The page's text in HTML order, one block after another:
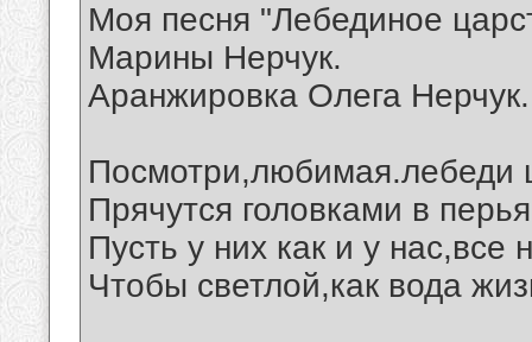
Моя песня "Лебединое
Марины Нерчук.
Аранжировка Олега
Посмотри,любимая.лебеди
Прячутся головками в
Пусть у них как и у нас,все
Чтобы светлой,как вода